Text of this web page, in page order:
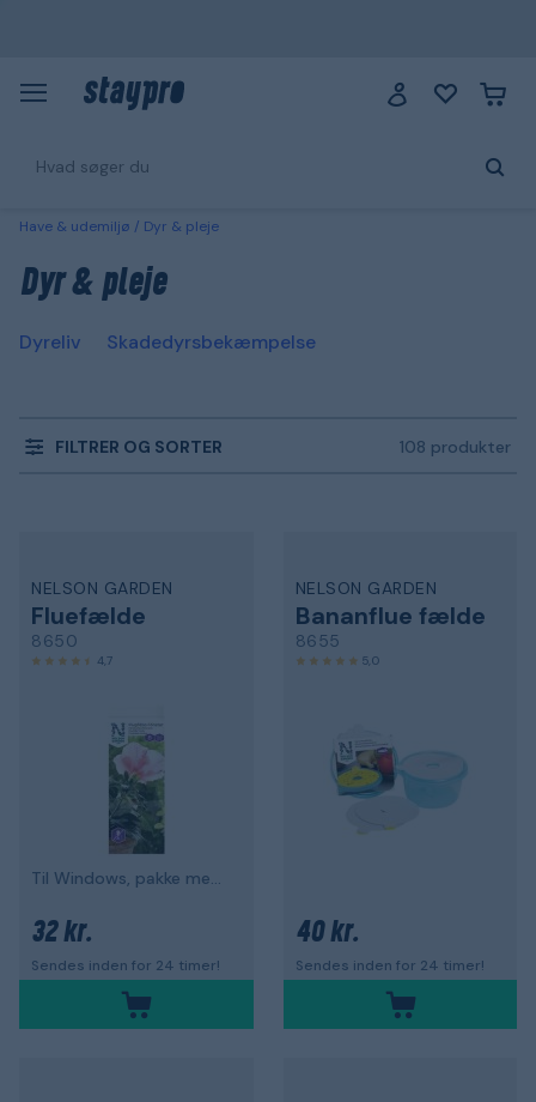
Have & udemiljø Dyr & pleje
Dyr & pleje
Dyreliv Skadedyrsbekæmpelse
FILTRER OG SORTER 108 produkter
NELSON GARDEN
Fluefælde
8650
4,7
Til Windows, pakke med 8
32 kr.
Sendes inden for 24 timer!
NELSON GARDEN
Bananflue fælde
8655
5,0
40 kr.
Sendes inden for 24 timer!